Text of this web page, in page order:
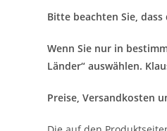
Bitte beachten Sie,
Wenn Sie nur in
Länder“ auswählen.
Preise, Versandkosten